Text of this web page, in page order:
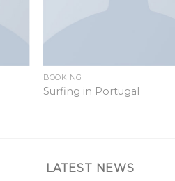
BOOKING
Surfing in Portugal
LATEST NEWS